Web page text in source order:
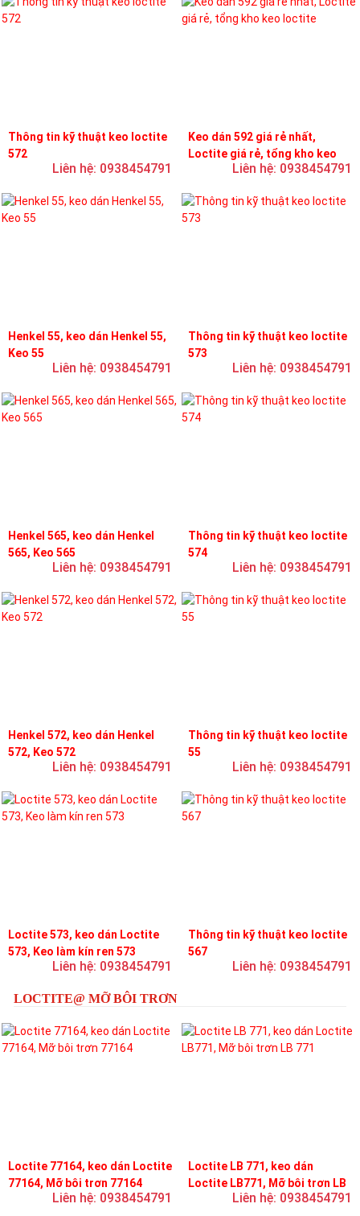
Thông tin kỹ thuật keo loctite
572
Liên hệ: 0938454791
Keo dán 592 giá rẻ nhất,
Loctite giá rẻ, tổng kho keo
Liên hệ: 0938454791
Henkel 55, keo dán Henkel 55,
Keo 55
Liên hệ: 0938454791
Thông tin kỹ thuật keo loctite
573
Liên hệ: 0938454791
Henkel 565, keo dán Henkel
565, Keo 565
Liên hệ: 0938454791
Thông tin kỹ thuật keo loctite
574
Liên hệ: 0938454791
Henkel 572, keo dán Henkel
572, Keo 572
Liên hệ: 0938454791
Thông tin kỹ thuật keo loctite
55
Liên hệ: 0938454791
Loctite 573, keo dán Loctite
573, Keo làm kín ren 573
Liên hệ: 0938454791
Thông tin kỹ thuật keo loctite
567
Liên hệ: 0938454791
LOCTITE@ MỠ BÔI TRƠN
Loctite 77164, keo dán Loctite
77164, Mỡ bôi trơn 77164
Liên hệ: 0938454791
Loctite LB 771, keo dán
Loctite LB771, Mỡ bôi trơn LB
Liên hệ: 0938454791